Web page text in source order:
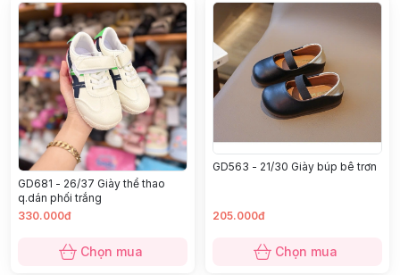
GD681 - 26/37 Giày thể thao
q.dán phối trắng
330.000đ
Chọn mua
GD563 - 21/30 Giày búp bê trơn
205.000đ
Chọn mua